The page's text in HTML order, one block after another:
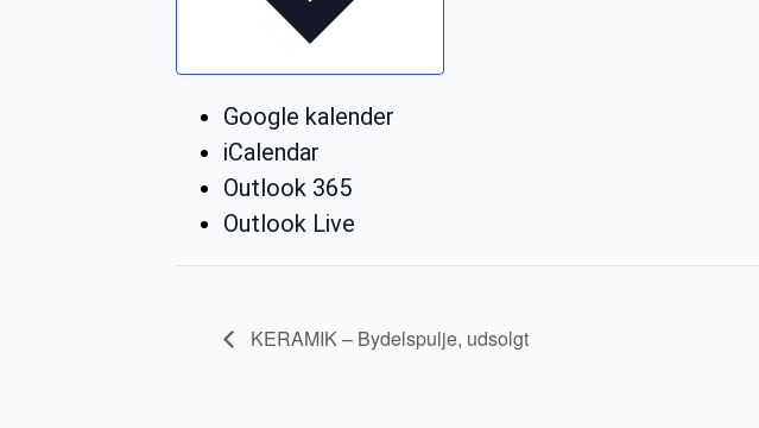
Google kalender
iCalendar
Outlook 365
Outlook Live
KERAMIK – Bydelspulje, udsolgt